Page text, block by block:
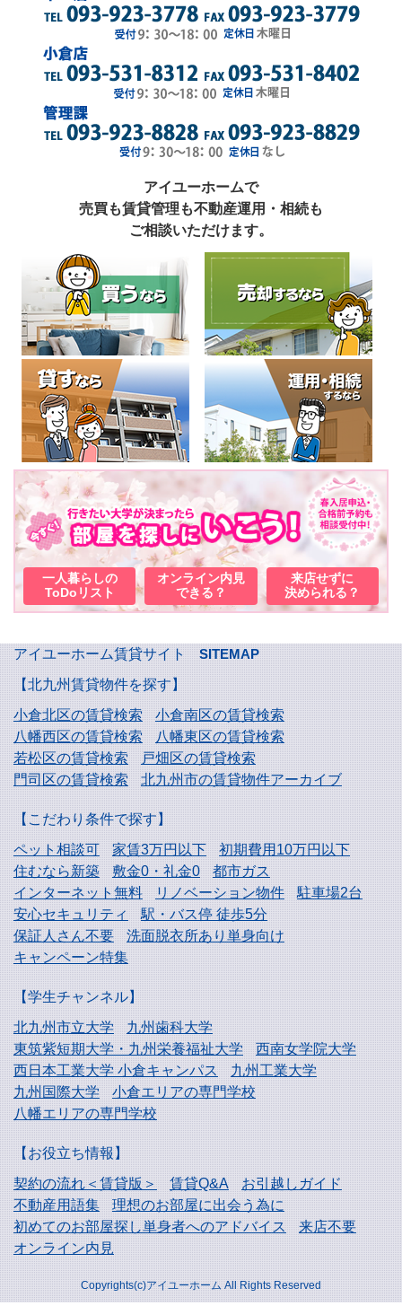
アイユーホームで
売買も賃貸管理も不動産運用・相続も
ご相談いただけます。
一人暮らしの
ToDoリスト
オンライン内見
できる？
来店せずに
決められる？
アイユーホーム賃貸サイト
SITEMAP
【北九州賃貸物件を探す】
小倉北区の賃貸検索
小倉南区の賃貸検索
八幡西区の賃貸検索
八幡東区の賃貸検索
若松区の賃貸検索
戸畑区の賃貸検索
門司区の賃貸検索
北九州市の賃貸物件アーカイブ
【こだわり条件で探す】
ペット相談可
家賃3万円以下
初期費用10万円以下
住むなら新築
敷金0・礼金0
都市ガス
インターネット無料
リノベーション物件
駐車場2台
安心セキュリティ
駅・バス停 徒歩5分
保証人さん不要
洗面脱衣所あり単身向け
キャンペーン特集
【学生チャンネル】
北九州市立大学
九州歯科大学
東筑紫短期大学・九州栄養福祉大学
西南女学院大学
西日本工業大学小倉キャンパス
九州工業大学
九州国際大学
小倉エリアの専門学校
八幡エリアの専門学校
【お役立ち情報】
契約の流れ＜賃貸版＞
賃貸Q&A
お引越しガイド
不動産用語集
理想のお部屋に出会う為に
初めてのお部屋探し単身者へのアドバイス
来店不要
オンライン内見
Copyrights(c)アイユーホーム All Rights Reserved